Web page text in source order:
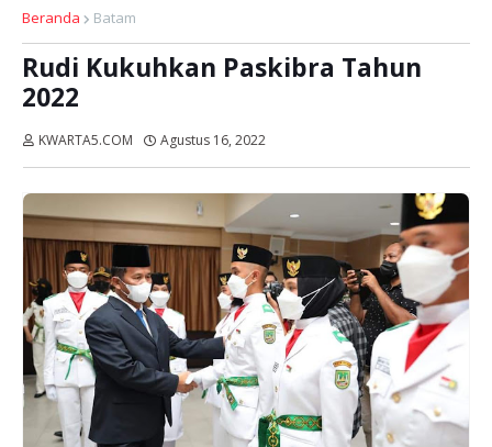
Beranda Batam
Rudi Kukuhkan Paskibra Tahun
2022
KWARTA5.COM Agustus 16, 2022